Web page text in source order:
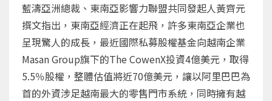
藍濤亞洲總裁、東南亞影響力聯盟共同發起人黃齊元
撰文指出，東南亞經濟正在起飛，許多東南亞企業也
呈現驚人的成長，最近國際私募股權基金向越南企業
Masan Group旗下的The CowenX投資4億美元，取得
5.5％股權，整體估值將近70億美元，讓以阿里巴巴為
首的外資涉足越南最大的零售門市系統，同時擁有越